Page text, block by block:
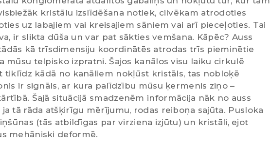
kristālu izslīdēšana notiek, cilvēkam atrodoties
uz labajiem vai kreisajiem sāniem vai arī pieceļoties. Tai
ir slikta dūša un var pat sākties vemšana. Kāpēc? Auss
kā trīsdimensiju koordinātēs atrodas trīs pieminētie
mūsu telpisko izpratni. Šajos kanālos visu laiku cirkulē
tiklīdz kādā no kanāliem nokļūst kristāls, tas nobloķē
ir signāls, ar kura palīdzību mūsu ķermenis ziņo –
Šajā situācijā smadzenēm informācija nāk no auss
tā rāda atšķirīgu mērījumu, rodas reiboņa sajūta. Pusloka
(tās atbildīgas par virziena izjūtu) un kristāli, ejot
mehāniski deformē.